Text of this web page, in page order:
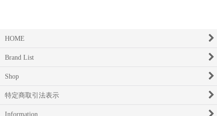
民藝 / 器【ミンゲイ・うつわ】 (全商品)
出西窯 【シュッサイガマ】
牛ノ戸焼 【ウシノトヤキ】
HOME
Brand List
Shop
特定商取引法表示
Information